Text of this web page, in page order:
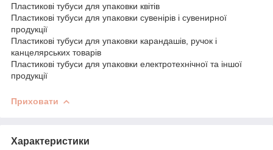
Пластикові тубуси для упаковки квітів
Пластикові тубуси для упаковки сувенірів і сувенирної
продукції
Пластикові тубуси для упаковки карандашів, ручок і
канцелярських товарів
Пластикові тубуси для упаковки електротехнічної та іншої
продукції
Приховати
Характеристики